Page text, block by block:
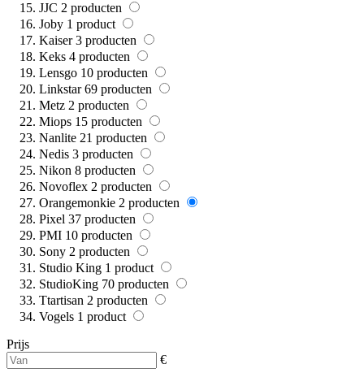
JJC 2 producten
Joby 1 product
Kaiser 3 producten
Keks 4 producten
Lensgo 10 producten
Linkstar 69 producten
Metz 2 producten
Miops 15 producten
Nanlite 21 producten
Nedis 3 producten
Nikon 8 producten
Novoflex 2 producten
Orangemonkie 2 producten
Pixel 37 producten
PMI 10 producten
Sony 2 producten
Studio King 1 product
StudioKing 70 producten
Ttartisan 2 producten
Vogels 1 product
Prijs
€